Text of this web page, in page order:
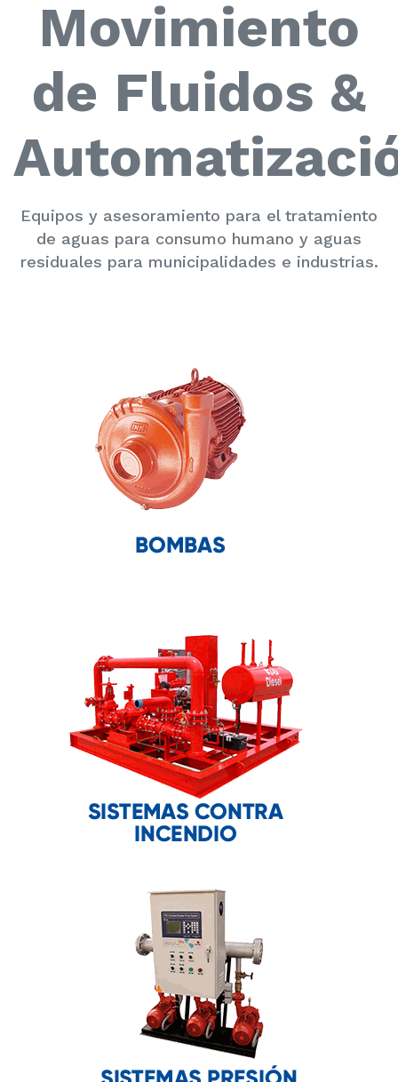
Movimiento
de Fluidos &
Equipos y asesoramiento para el tratamiento
de aguas para consumo humano y aguas
residuales para municipalidades e industrias.